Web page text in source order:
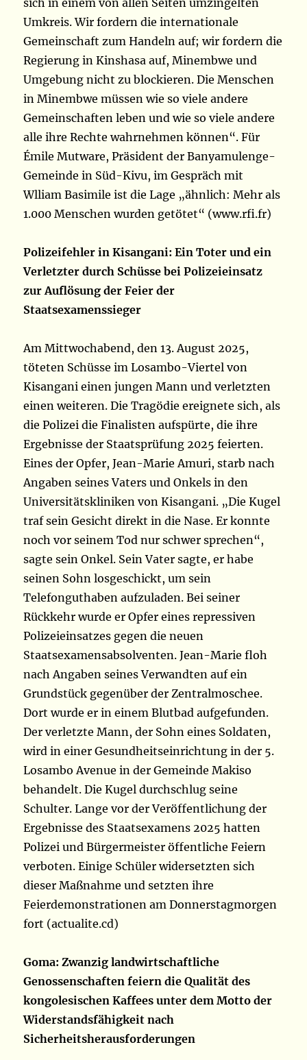
sich in einem von allen Seiten umzingelten
Umkreis. Wir fordern die internationale
Gemeinschaft zum Handeln auf; wir fordern die
Regierung in Kinshasa auf, Minembwe und
Umgebung nicht zu blockieren. Die Menschen
in Minembwe müssen wie so viele andere
Gemeinschaften leben und wie so viele andere
alle ihre Rechte wahrnehmen können“. Für
Émile Mutware, Präsident der Banyamulenge-
Gemeinde in Süd-Kivu, im Gespräch mit
Wlliam Basimile ist die Lage „ähnlich: Mehr als
1.000 Menschen wurden getötet“ (www.rfi.fr)
Polizeifehler in Kisangani: Ein Toter und ein
Verletzter durch Schüsse bei Polizeieinsatz
zur Auflösung der Feier der
Staatsexamenssieger
Am Mittwochabend, den 13. August 2025,
töteten Schüsse im Losambo-Viertel von
Kisangani einen jungen Mann und verletzten
einen weiteren. Die Tragödie ereignete sich, als
die Polizei die Finalisten aufspürte, die ihre
Ergebnisse der Staatsprüfung 2025 feierten.
Eines der Opfer, Jean-Marie Amuri, starb nach
Angaben seines Vaters und Onkels in den
Universitätskliniken von Kisangani. „Die Kugel
traf sein Gesicht direkt in die Nase. Er konnte
noch vor seinem Tod nur schwer sprechen“,
sagte sein Onkel. Sein Vater sagte, er habe
seinen Sohn losgeschickt, um sein
Telefonguthaben aufzuladen. Bei seiner
Rückkehr wurde er Opfer eines repressiven
Polizeieinsatzes gegen die neuen
Staatsexamensabsolventen. Jean-Marie floh
nach Angaben seines Verwandten auf ein
Grundstück gegenüber der Zentralmoschee.
Dort wurde er in einem Blutbad aufgefunden.
Der verletzte Mann, der Sohn eines Soldaten,
wird in einer Gesundheitseinrichtung in der 5.
Losambo Avenue in der Gemeinde Makiso
behandelt. Die Kugel durchschlug seine
Schulter. Lange vor der Veröffentlichung der
Ergebnisse des Staatsexamens 2025 hatten
Polizei und Bürgermeister öffentliche Feiern
verboten. Einige Schüler widersetzten sich
dieser Maßnahme und setzten ihre
Feierdemonstrationen am Donnerstagmorgen
fort (actualite.cd)
Goma: Zwanzig landwirtschaftliche
Genossenschaften feiern die Qualität des
kongolesischen Kaffees unter dem Motto der
Widerstandsfähigkeit nach
Sicherheitsherausforderungen